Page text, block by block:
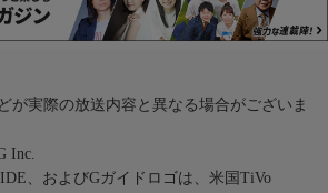
が実際の放送内容と異なる場合がございま
Inc.
、およびGガイドロゴは、米国TiVo